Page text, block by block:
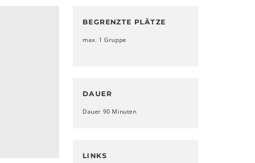
BEGRENZTE PLÄTZE
max. 1 Gruppe
DAUER
Dauer 90 Minuten
LINKS